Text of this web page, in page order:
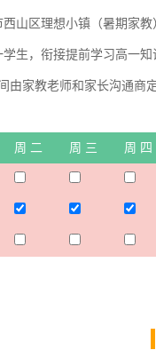
西山区理想小镇（暑期家教
学生，衔接提前学习高一
由家教老师和家长沟通商定
周 二 周 三 周 四